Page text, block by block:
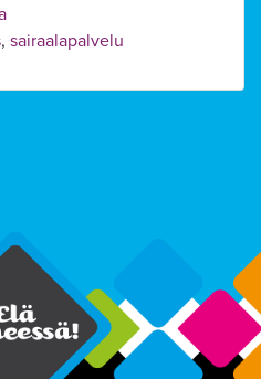
, sairaalapalvelu